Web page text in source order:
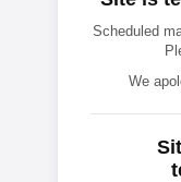
Scheduled
We